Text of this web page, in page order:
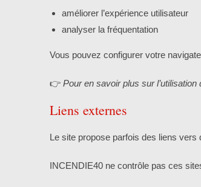
améliorer l’expérience utilisateur
analyser la fréquentation
Vous pouvez configurer votre
👉 Pour en savoir plus sur
Liens externes
Le site propose parfois des liens vers
INCENDIE40 ne contrôle pas ces